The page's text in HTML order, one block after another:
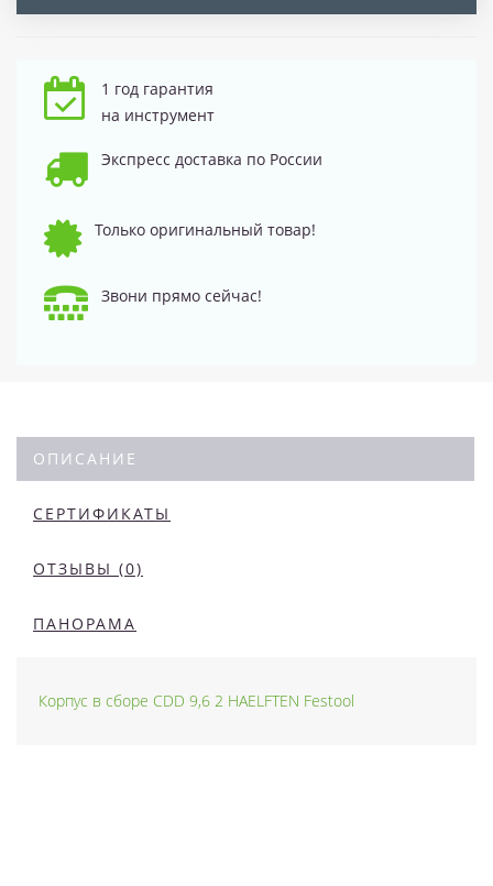
1 год гарантия
на инструмент
Экспресс доставка по России
Только оригинальный товар!
Звони прямо сейчас!
ОПИСАНИЕ
СЕРТИФИКАТЫ
ОТЗЫВЫ (0)
ПАНОРАМА
Корпус в сборе CDD 9,6 2 HAELFTEN Festool